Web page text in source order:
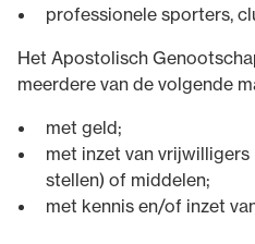
professionele sporters,
Het Apostolisch
meerdere van de volgende
met geld;
met inzet van
stellen) of middelen;
met kennis en/of inzet